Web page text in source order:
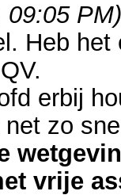
09:05 PM)
Heb
erbij
zo
vrije